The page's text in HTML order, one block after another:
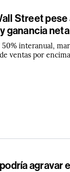
Street pese
ganancia neta
interanual,
ventas por
agravar